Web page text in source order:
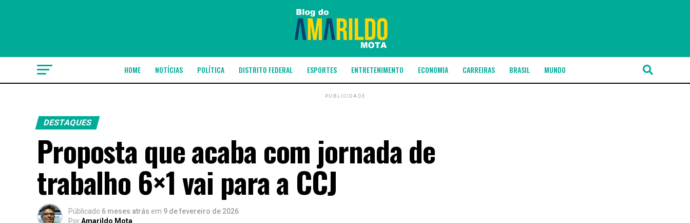
HOME NOTÍCIAS POLÍTICA DISTRITO FEDERAL ESPORTES ENTRETENIMENTO ECONOMIA CARREIRAS BRASIL MUNDO
PUBLICIDADE
DESTAQUES
Proposta que acaba com jornada de
trabalho 6×1 vai para a CCJ
Públicado 6 meses atrás em 9 de fevereiro de 2026
PorAmarildo Mota